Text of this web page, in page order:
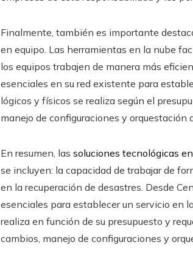
Finalmente, también es importante
en equipo. Las herramientas en la nube
los equipos trabajen de manera más
esenciales en su red existente para
lógicos y físicos se realiza según el
manejo de configuraciones y orquestación
En resumen, las soluciones tecnológicas
se incluyen: la capacidad de trabajar de
en la recuperación de desastres. Desde
esenciales para establecer un servicio en
realiza en función de su presupuesto y
cambios, manejo de configuraciones y